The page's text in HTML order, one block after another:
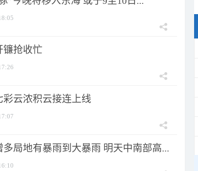
镰抢收忙
云浓积云接连上线
局地有暴雨到大暴雨 明天中南部高...